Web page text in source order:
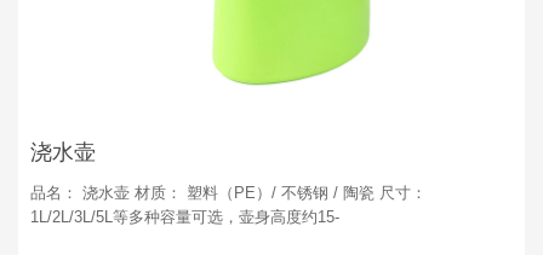
浇水壶
品名： 浇水壶 材质： 塑料（PE）/ 不锈钢 / 陶瓷 尺寸：
1L/2L/3L/5L等多种容量可选，壶身高度约15-